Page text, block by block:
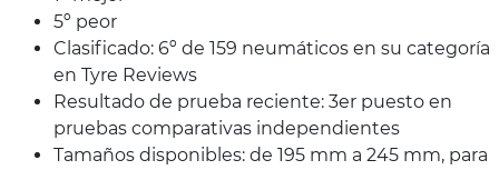
5º peor
Clasificado: 6º de 159 neumáticos en su categoría
en Tyre Reviews
Resultado de prueba reciente: 3er puesto en
pruebas comparativas independientes
Tamaños disponibles: de 195 mm a 245 mm, para